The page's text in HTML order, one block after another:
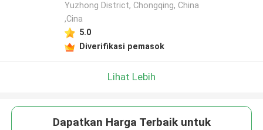
Yuzhong District, Chongqing, China
,Cina
5.0
Diverifikasi pemasok
Lihat Lebih
Dapatkan Harga Terbaik untuk